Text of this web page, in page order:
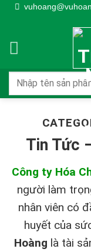
Skip
content
Tin Tức
Công ty Hóa
người làm
nhân viên có
huyết của
Hoàng là tài